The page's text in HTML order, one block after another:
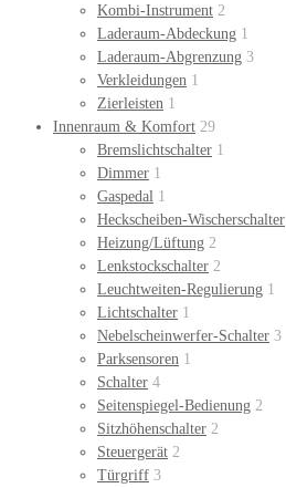
Kombi-Instrument 2
Laderaum-Abdeckung 1
Laderaum-Abgrenzung 3
Verkleidungen 1
Zierleisten 1
Innenraum & Komfort 29
Bremslichtschalter 1
Dimmer 1
Gaspedal 1
Heckscheiben-Wischerschalter
Heizung/Lüftung 2
Lenkstockschalter 2
Leuchtweiten-Regulierung 1
Lichtschalter 1
Nebelscheinwerfer-Schalter 3
Parksensoren 1
Schalter 4
Seitenspiegel-Bedienung 2
Sitzhöhenschalter 2
Steuergerät 2
Türgriff 3